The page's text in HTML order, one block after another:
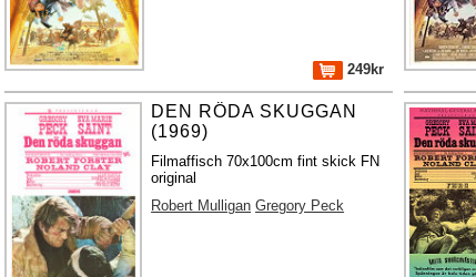
249kr
DEN RÖDA SKUGGAN
(1969)
Filmaffisch 70x100cm fint skick FN
original
Robert Mulligan Gregory Peck